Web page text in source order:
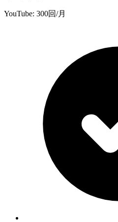
YouTube: 300回/月